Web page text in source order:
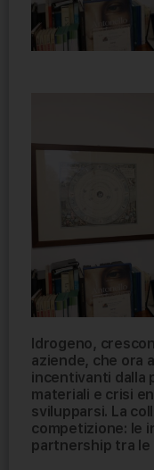
Idrogeno,
aziende, che ora
incentivanti dalla
materiali e crisi
svilupparsi. La
competizione: le
partnership tra le